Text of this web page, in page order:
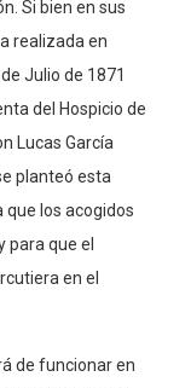
Si bien en sus
realizada en
Julio de 1871
del Hospicio de
Lucas García
planteó esta
los acogidos
para que el
en el
de funcionar en